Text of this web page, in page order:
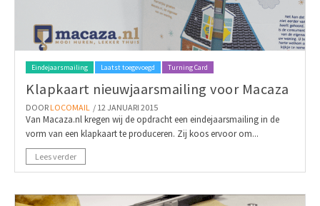
Eindejaarsmailing Laatst toegevoegd Turning Card
Klapkaart nieuwjaarsmailing voor Macaza
DOOR LOCOMAIL / 12 JANUARI 2015
Van Macaza.nl kregen wij de opdracht een eindejaarsmailing in de
vorm van een klapkaart te produceren. Zij koos ervoor om...
Lees verder